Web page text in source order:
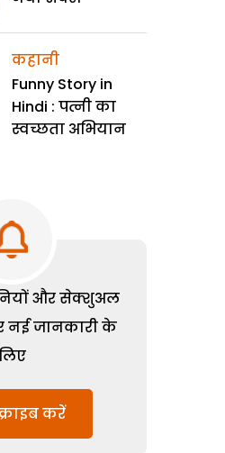
कहानी
Funny Story in
Hindi : पत्नी का
स्वच्छता अभियान
और सेक्शुअल
नई जानकारी के
करें